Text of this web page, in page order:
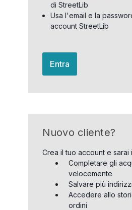
di StreetLib
Usa l'email e la
account StreetLib
Entra
Nuovo cliente?
Crea il tuo account e sarai
Completare gli
velocemente
Salvare più
Accedere allo
ordini